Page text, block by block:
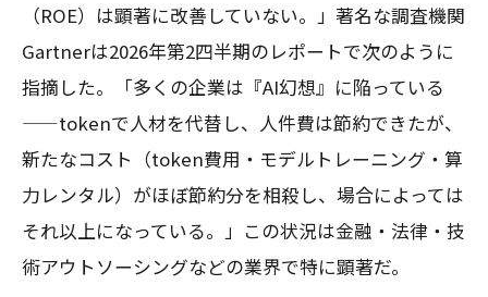
（ROE）は顕著に改善していない。」著名な調査機関
Gartnerは2026年第2四半期のレポートで次のように
指摘した。「多くの企業は『AI幻想』に陥っている
——tokenで人材を代替し、人件費は節約できたが、
新たなコスト（token費用・モデルトレーニング・算
力レンタル）がほぼ節約分を相殺し、場合によっては
それ以上になっている。」この状況は金融・法律・技
術アウトソーシングなどの業界で特に顕著だ。